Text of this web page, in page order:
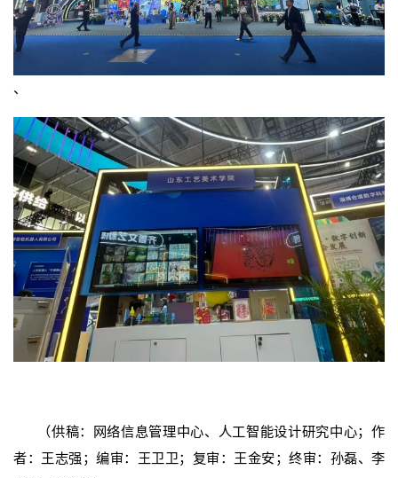
、
（供稿：网络信息管理中心、人工智能设计研究中心；作
者：王志强；编审：王卫卫；复审：王金安；终审：孙磊、李